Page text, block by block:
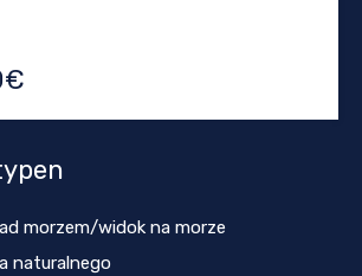
morzem/widok na morze
naturalnego